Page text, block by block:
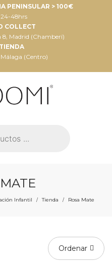
PENINSULAR > 100€
24-48hrs
COLLECT
8, Madrid (Chamberí)
(Centro)
Infantil / Tienda / Rosa Mate
Ordenar